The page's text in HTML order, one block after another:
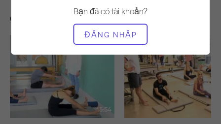
Bạn đã có tài khoản?
ĐĂNG NHẬP
Các bài tập khác bạn có thể thích
15:54